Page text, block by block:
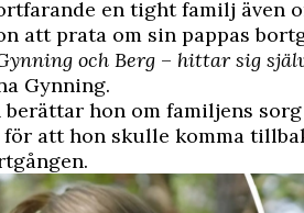
en tight familj även
att prata om sin pappas
och Berg – hittar sig
Gynning.
berättar hon om familjens
för att hon skulle komma